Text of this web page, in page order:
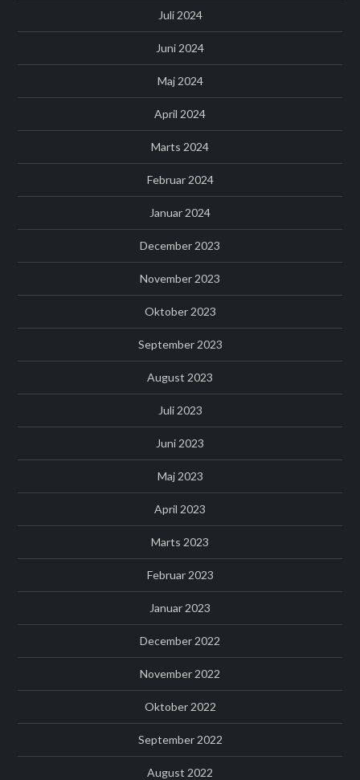
Juli 2024
Juni 2024
Maj 2024
April 2024
Marts 2024
Februar 2024
Januar 2024
December 2023
November 2023
Oktober 2023
September 2023
August 2023
Juli 2023
Juni 2023
Maj 2023
April 2023
Marts 2023
Februar 2023
Januar 2023
December 2022
November 2022
Oktober 2022
September 2022
August 2022